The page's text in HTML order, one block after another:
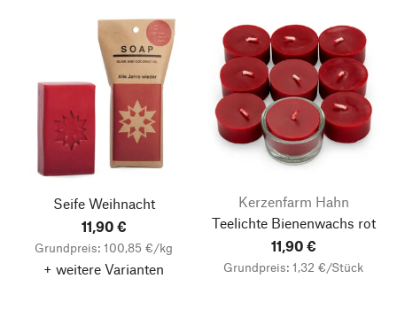
Seife Weihnacht
11,90 €
Grundpreis: 100,85 €/kg
+ weitere Varianten
Kerzenfarm Hahn
Teelichte Bienenwachs rot
11,90 €
Grundpreis: 1,32 €/Stück